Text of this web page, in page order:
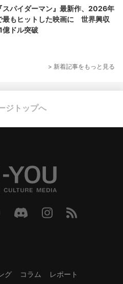
『スパイダーマン』最新作、2026年
最もヒットした映画に 世界興収
億ドル突破
> 新着記事をもっと見る
ジトップへ
グ コラム
レポート